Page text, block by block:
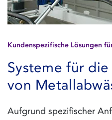
Kundenspezifische Lösungen
Systeme für
von
Aufgrund spezifischer